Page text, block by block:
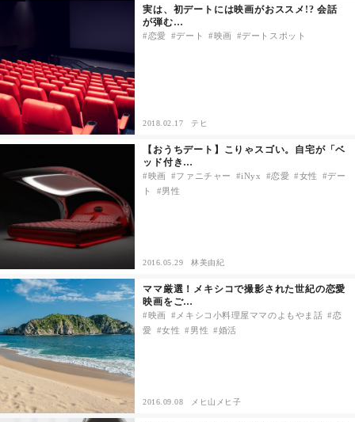
結婚相談所
あるある
その他
ドキドキ
仕事とキャリア
特集
ファッション・美容
グルメ
実は、初デートには映画がおススメ!? 会話
が弾む…
恋愛 デート 映画 デートスポット
2018.02.17 テヒ
【おうちデート】こりゃスゴい。自宅が「ベ
ッド付き…
映画 ファニチャー iNyx 恋愛 女性
デー
ト
男性
2016.05.29 林美由紀
ママ厳選！メキシコで撮影された世紀の恋愛
映画をご…
映画 メキシコ小料理屋ママのよもやま話
恋
愛
女性 男性 婚活
2016.09.08 メヒ山メヒ子